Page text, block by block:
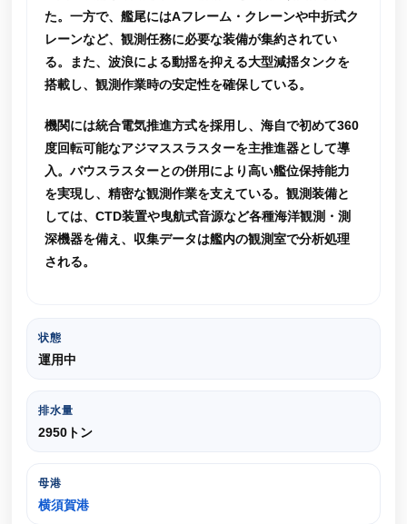
た。一方で、艦尾にはAフレーム・クレーンや中折式ク
レーンなど、観測任務に必要な装備が集約されてい
る。また、波浪による動揺を抑える大型減揺タンクを
搭載し、観測作業時の安定性を確保している。
機関には統合電気推進方式を採用し、海自で初めて360
度回転可能なアジマススラスターを主推進器として導
入。バウスラスターとの併用により高い艦位保持能力
を実現し、精密な観測作業を支えている。観測装備と
しては、CTD装置や曳航式音源など各種海洋観測・測
深機器を備え、収集データは艦内の観測室で分析処理
される。
状態
運用中
排水量
2950トン
母港
横須賀港